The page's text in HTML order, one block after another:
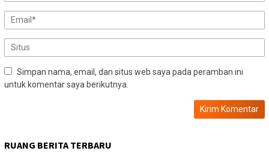
Simpan nama, email, dan situs web saya pada peramban ini
untuk komentar saya berikutnya.
RUANG BERITA TERBARU